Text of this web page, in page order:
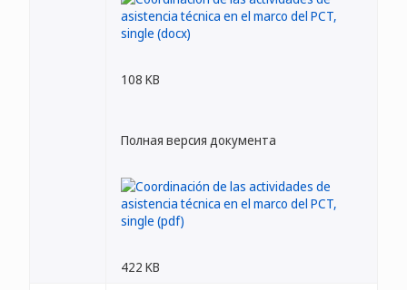
108 KB
Полная версия документа
422 KB